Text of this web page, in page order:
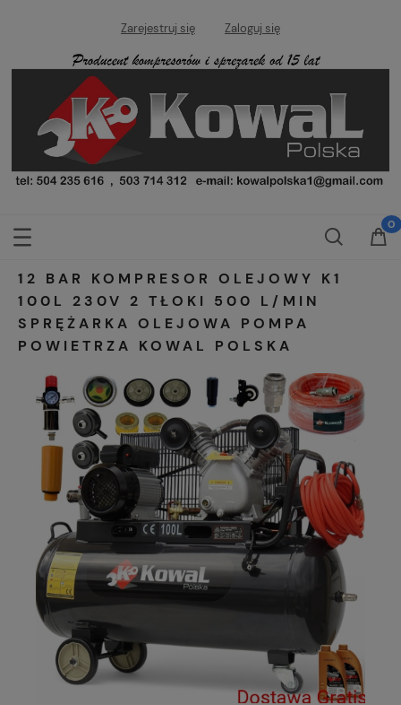
Zarejestruj się Zaloguj się
12 BAR KOMPRESOR OLEJOWY K1
100L 230V 2 TŁOKI 500 L/MIN
SPRĘŻARKA OLEJOWA POMPA
POWIETRZA KOWAL POLSKA